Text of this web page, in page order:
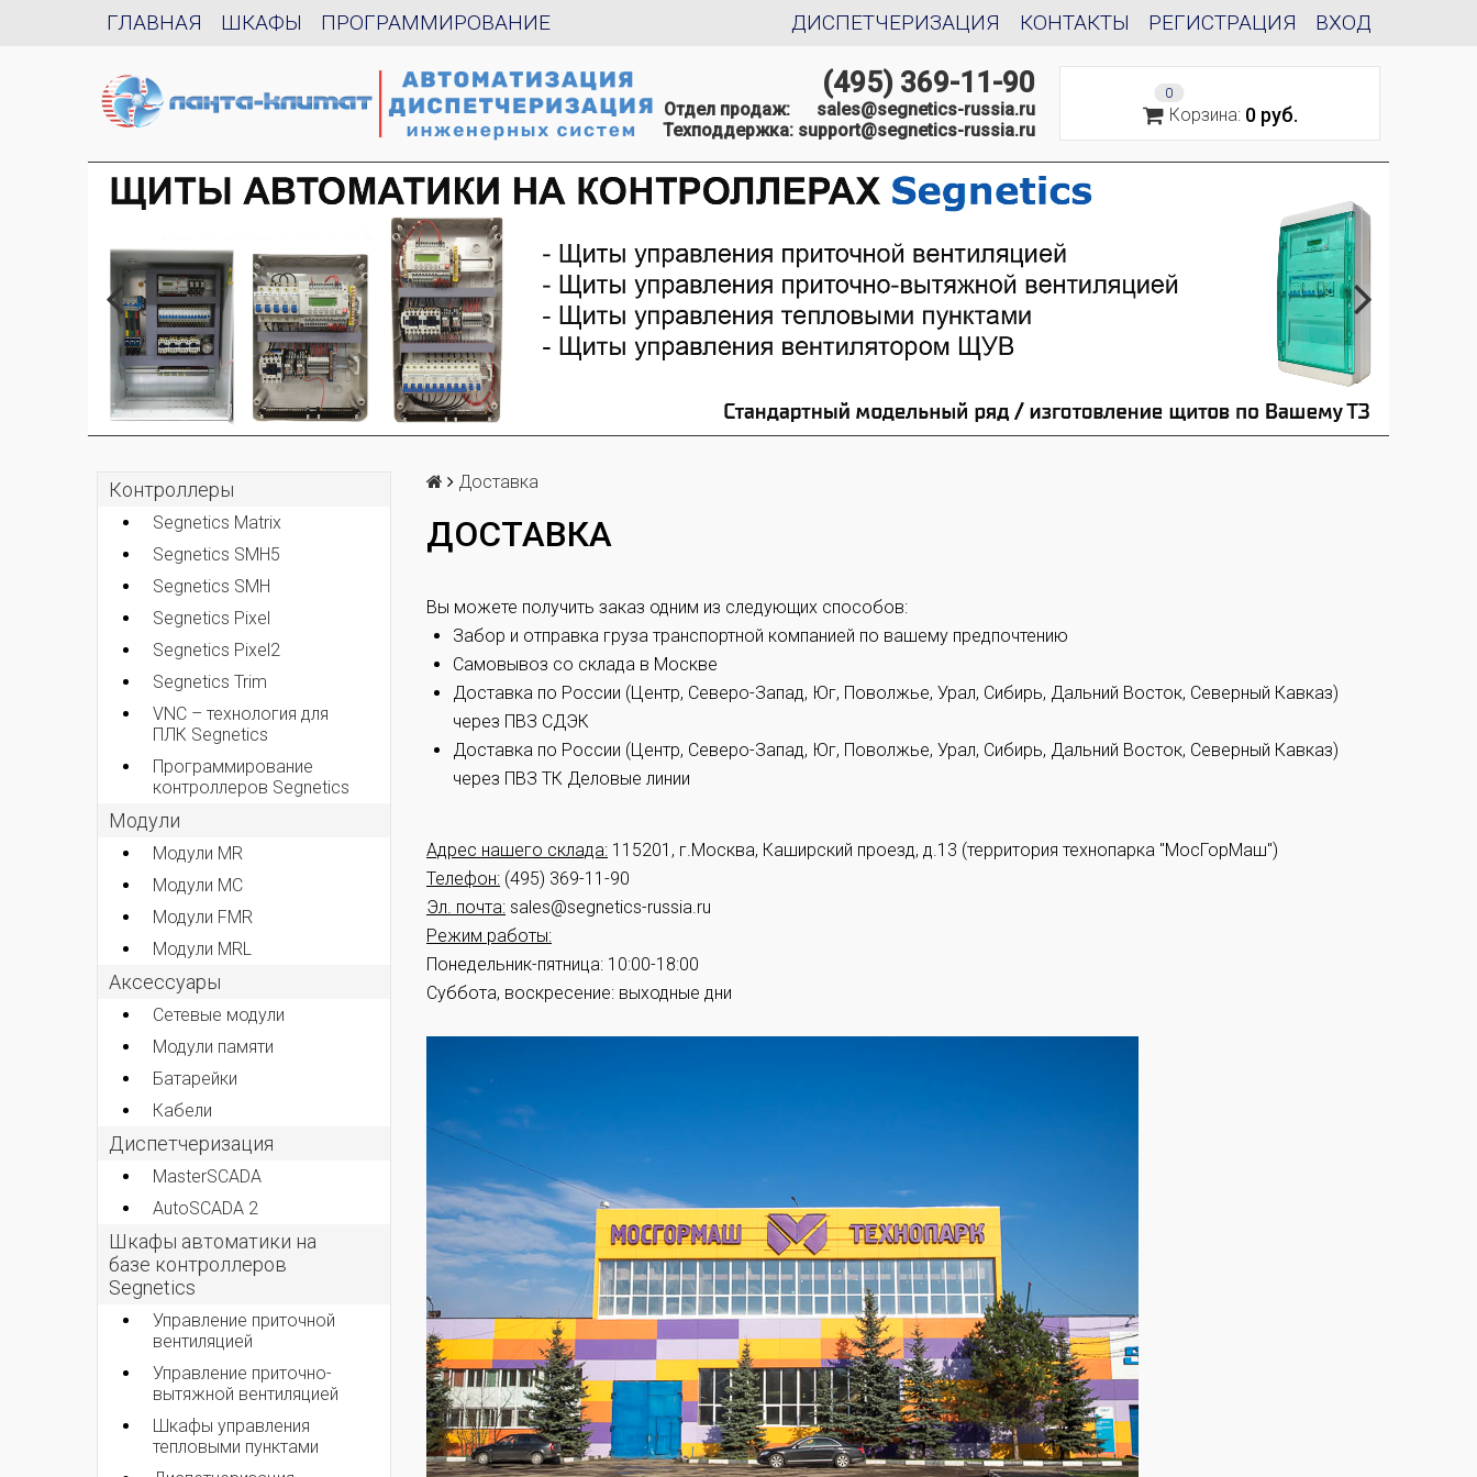
ГЛАВНАЯ ШКАФЫ ПРОГРАММИРОВАНИЕ ВХОД
РЕГИСТРАЦИЯ
КОНТАКТЫ
ДИСПЕТЧЕРИЗАЦИЯ
(495) 369-11-90
Отдел продаж: sales@segnetics-russia.ru
Техподдержка: support@segnetics-russia.ru
0
Корзина: 0 руб.
Контроллеры
Segnetics Matrix
Segnetics SMH5
Segnetics SMH
Segnetics Pixel
Segnetics Pixel2
Segnetics Trim
VNC – технология для
ПЛК Segnetics
Программирование
контроллеров Segnetics
Модули
Модули MR
Модули MC
Модули FMR
Модули MRL
Аксеcсуары
Сетевые модули
Модули памяти
Батарейки
Кабели
Диспетчеризация
MasterSCADA
AutoSCADA 2
Шкафы автоматики на
базе контроллеров
Segnetics
Управление приточной
вентиляцией
Управление приточно-
вытяжной вентиляцией
Шкафы управления
тепловыми пунктами
Доставка
ДОСТАВКА
Вы можете получить заказ одним из следующих способов:
Забор и отправка груза транспортной компанией по вашему предпочтению
Cамовывоз со склада в Москве
Доставка по России (Центр, Северо-Запад, Юг, Поволжье, Урал, Сибирь, Дальний Восток, Северный Кавказ)
через ПВЗ СДЭК
Доставка по России (Центр, Северо-Запад, Юг, Поволжье, Урал, Сибирь, Дальний Восток, Северный Кавказ)
через ПВЗ ТК Деловые линии
Адрес нашего склада: 115201, г.Москва, Каширский проезд, д.13 (территория технопарка "МосГорМаш")
Телефон: (495) 369-11-90
Эл. почта: sales@segnetics-russia.ru
Режим работы:
Понедельник-пятница: 10:00-18:00
Суббота, воскресение: выходные дни